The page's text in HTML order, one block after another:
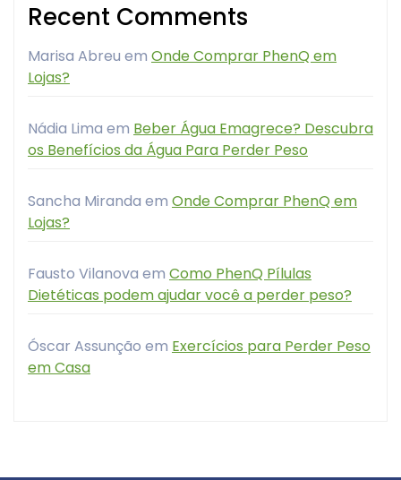
Recent Comments
Marisa Abreu em Onde Comprar PhenQ em
Lojas?
Nádia Lima em Beber Água Emagrece? Descubra
os Benefícios da Água Para Perder Peso
Sancha Miranda em Onde Comprar PhenQ em
Lojas?
Fausto Vilanova em Como PhenQ Pílulas
Dietéticas podem ajudar você a perder peso?
Óscar Assunção em Exercícios para Perder Peso
em Casa